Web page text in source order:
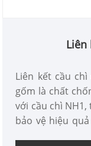
Liên
Liên kết cầu
gốm là chất
với cầu chì
bảo vệ hiệu